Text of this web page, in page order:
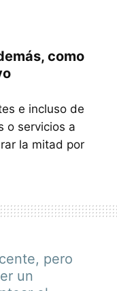
como
e incluso de
o servicios a
la mitad por
pero
un